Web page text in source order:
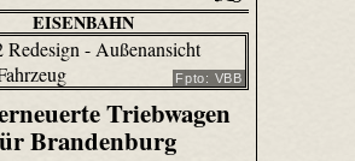
EISENBAHN
Fpto: VBB
Triebwagen
Brandenburg